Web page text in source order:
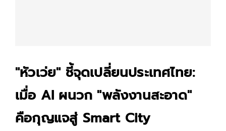
"หัวเว่ย" ชี้จุดเปลี่ยนประเทศไทย:
เมื่อ AI ผนวก "พลังงานสะอาด"
คือกุญแจสู่ Smart City